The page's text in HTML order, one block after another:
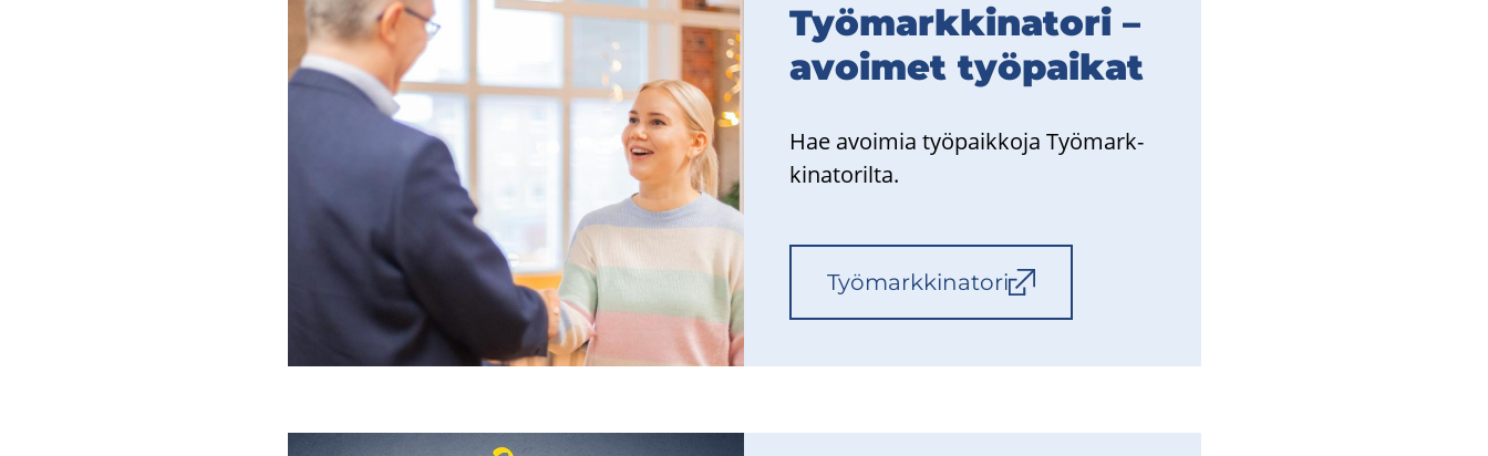
Työ­mark­ki­na­to­ri –
avoi­met työ­pai­kat
Hae avoi­mia työ­paik­ko­ja Työ­mark­
ki­na­to­ril­ta.
Työ­mark­ki­na­to­ri